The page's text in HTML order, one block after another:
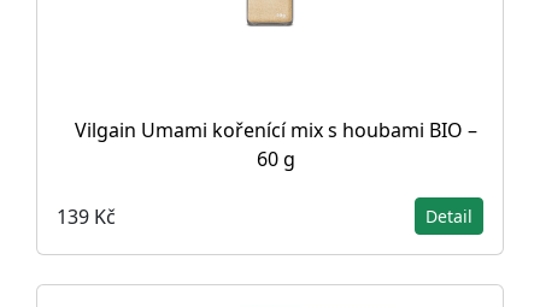
Vilgain Umami kořenící mix s houbami BIO –
60 g
139 Kč Detail